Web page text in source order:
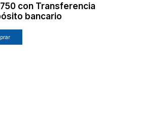
con Transferencia
bancario